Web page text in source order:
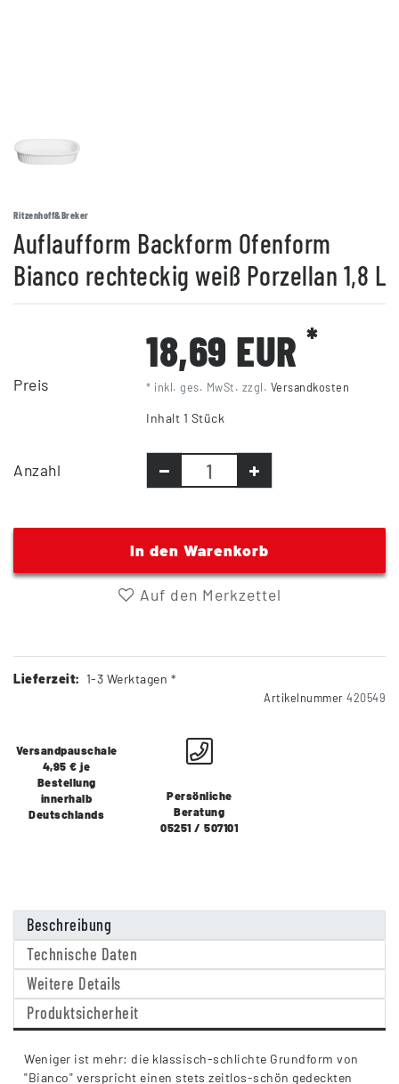
Ritzenhoff&Breker
Auflaufform Backform Ofenform
Bianco rechteckig weiß Porzellan 1,8 L
Preis
18,69 EUR*
* inkl. ges. MwSt. zzgl. Versandkosten
Inhalt 1 Stück
Anzahl
In den Warenkorb
Auf den Merkzettel
Lieferzeit: 1-3 Werktagen *
Artikelnummer 420549
Versandpauschale
4,95 € je
Bestellung
innerhalb
Deutschlands
Persönliche
Beratung
05251 / 507101
Beschreibung
Technische Daten
Weitere Details
Produktsicherheit
Weniger ist mehr: die klassisch-schlichte Grundform von
"Bianco" verspricht einen stets zeitlos-schön gedeckten